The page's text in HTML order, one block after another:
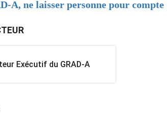
ne laisser personne pour compte !
Exécutif du GRAD-A